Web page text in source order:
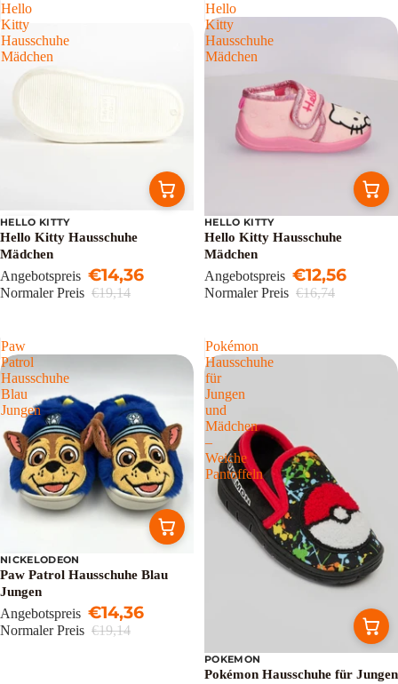
Hello
Kitty
Hausschuhe
Mädchen
Sale
HELLO KITTY
Hello Kitty Hausschuhe
Mädchen
Angebotspreis €14,36
Normaler Preis €19,14
Hello
Kitty
Hausschuhe
Mädchen
Sale
HELLO KITTY
Hello Kitty Hausschuhe
Mädchen
Angebotspreis €12,56
Normaler Preis €16,74
Paw
Patrol
Hausschuhe
Blau
Jungen
Sale
NICKELODEON
Paw Patrol Hausschuhe Blau
Jungen
Angebotspreis €14,36
Normaler Preis €19,14
Pokémon
Hausschuhe
für
Jungen
und
Mädchen
–
Weiche
Pantoffeln
POKEMON
Pokémon Hausschuhe für Jungen